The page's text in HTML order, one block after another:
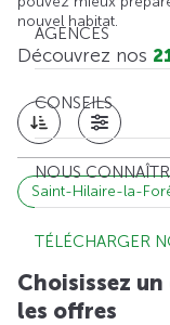
AGENCES
CONSEILS
NOUS
TÉLÉCHARGER
nouvel habitat.
Découvrez nos
Saint-Hilaire-la-
Choisissez
les offres